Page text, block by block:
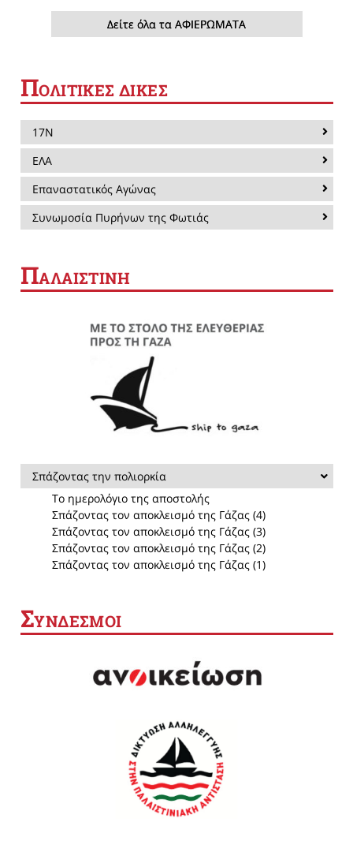
Δείτε όλα τα ΑΦΙΕΡΩΜΑΤΑ
ΠΟΛΙΤΙΚΕΣ ΔΙΚΕΣ
17Ν
ΕΛΑ
Επαναστατικός Αγώνας
Συνωμοσία Πυρήνων της Φωτιάς
ΠΑΛΑΙΣΤΙΝΗ
Σπάζοντας την πολιορκία
Το ημερολόγιο της αποστολής
Σπάζοντας τον αποκλεισμό της Γάζας (4)
Σπάζοντας τον αποκλεισμό της Γάζας (3)
Σπάζοντας τον αποκλεισμό της Γάζας (2)
Σπάζοντας τον αποκλεισμό της Γάζας (1)
ΣΥΝΔΕΣΜΟΙ